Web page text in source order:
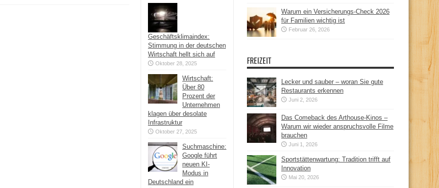
Geschäftsklimaindex:
Stimmung in der deutschen
Wirtschaft hellt sich auf
Oktober 28, 2025
Wirtschaft:
Über 80
Prozent der
Unternehmen
klagen über desolate
Infrastruktur
Oktober 27, 2025
Suchmaschine:
Google führt
neuen KI-
Modus in
Deutschland ein
Warum ein Versicherungs-Check 2026
für Familien wichtig ist
Februar 26, 2026
FREIZEIT
Lecker und sauber – woran Sie gute
Restaurants erkennen
Juni 2, 2026
Das Comeback des Arthouse-Kinos –
Warum wir wieder anspruchsvolle Filme
brauchen
Juni 1, 2026
Sportstättenwartung: Tradition trifft auf
Innovation
Mai 20, 2026